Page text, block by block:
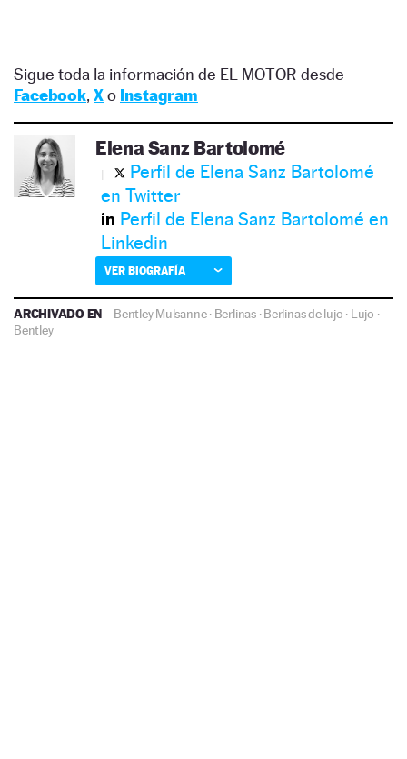
Sigue toda la información de EL MOTOR desde
Facebook, Xo Instagram
Elena Sanz Bartolomé
Perfil de Elena Sanz Bartolomé
en Twitter
Perfil de Elena Sanz Bartolomé en
Linkedin
VER BIOGRAFÍA
ARCHIVADO EN Bentley Mulsanne· Berlinas·Berlinas de lujo · Lujo ·
Bentley